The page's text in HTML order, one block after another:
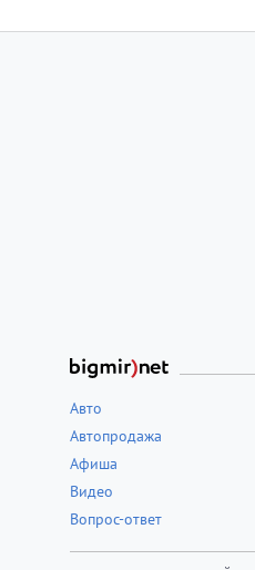
Авто
Автопродажа
Афиша
Видео
Вопрос-ответ